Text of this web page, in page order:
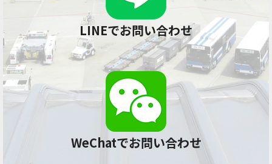
LINEでお問い合わせ
WeChatでお問い合わせ